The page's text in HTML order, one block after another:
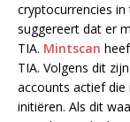
cryptocurrencies
suggereert dat er
TIA. Mintscan
TIA. Volgens dit
accounts actief die
initiëren. Als dit